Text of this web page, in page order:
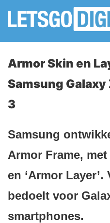
Armor Skin en
Samsung Galaxy
3
Samsung
Armor Frame, met
en ‘Armor
bedoelt voor
smartphones.